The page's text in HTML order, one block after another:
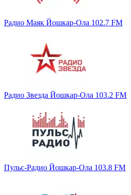
Радио Маяк Йошкар-Ола 102.7 FM
Радио Звезда Йошкар-Ола 103.2 FM
Пульс-Радио Йошкар-Ола 103.8 FM